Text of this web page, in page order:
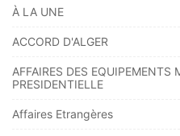
À LA UNE
ACCORD D'ALGER
AFFAIRES DES EQUIPEMENTS
PRESIDENTIELLE
Affaires Etrangères